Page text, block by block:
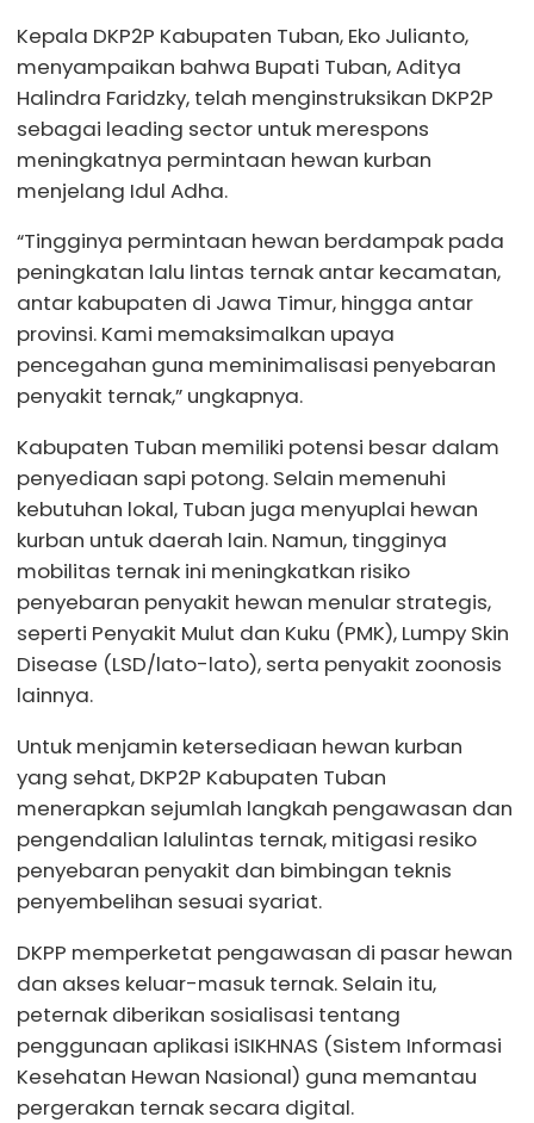
Kepala DKP2P Kabupaten Tuban, Eko Julianto,
menyampaikan bahwa Bupati Tuban, Aditya
Halindra Faridzky, telah menginstruksikan DKP2P
sebagai leading sector untuk merespons
meningkatnya permintaan hewan kurban
menjelang Idul Adha.
“Tingginya permintaan hewan berdampak pada
peningkatan lalu lintas ternak antar kecamatan,
antar kabupaten di Jawa Timur, hingga antar
provinsi. Kami memaksimalkan upaya
pencegahan guna meminimalisasi penyebaran
penyakit ternak,” ungkapnya.
Kabupaten Tuban memiliki potensi besar dalam
penyediaan sapi potong. Selain memenuhi
kebutuhan lokal, Tuban juga menyuplai hewan
kurban untuk daerah lain. Namun, tingginya
mobilitas ternak ini meningkatkan risiko
penyebaran penyakit hewan menular strategis,
seperti Penyakit Mulut dan Kuku (PMK), Lumpy Skin
Disease (LSD/lato-lato), serta penyakit zoonosis
lainnya.
Untuk menjamin ketersediaan hewan kurban
yang sehat, DKP2P Kabupaten Tuban
menerapkan sejumlah langkah pengawasan dan
pengendalian lalulintas ternak, mitigasi resiko
penyebaran penyakit dan bimbingan teknis
penyembelihan sesuai syariat.
DKPP memperketat pengawasan di pasar hewan
dan akses keluar-masuk ternak. Selain itu,
peternak diberikan sosialisasi tentang
penggunaan aplikasi iSIKHNAS (Sistem Informasi
Kesehatan Hewan Nasional) guna memantau
pergerakan ternak secara digital.